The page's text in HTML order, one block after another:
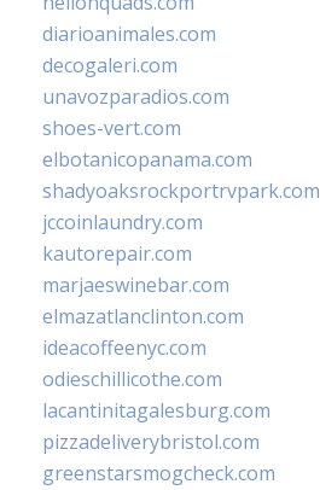
diarioanimales.com
decogaleri.com
unavozparadios.com
shoes-vert.com
elbotanicopanama.com
shadyoaksrockportrvpark.com
jccoinlaundry.com
kautorepair.com
marjaeswinebar.com
elmazatlanclinton.com
ideacoffeenyc.com
odieschillicothe.com
lacantinitagalesburg.com
pizzadeliverybristol.com
greenstarsmogcheck.com